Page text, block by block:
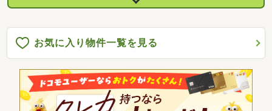
お気に入り物件一覧を見る